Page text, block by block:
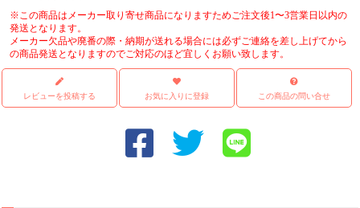
※この商品はメーカー取り寄せ商品になりますためご注文後1〜3営業日以内の
発送となります。
メーカー欠品や廃番の際・納期が送れる場合には必ずご連絡を差し上げてから
の商品発送となりますのでご対応のほど宜しくお願い致します。
レビューを投稿する お気に入りに登録 この商品の問い合せ